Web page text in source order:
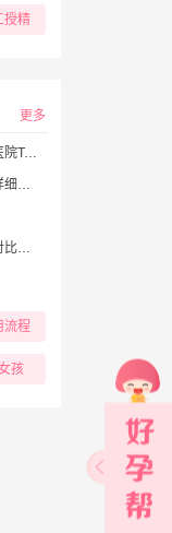
授精
更多
荐
骤
诀
流程
孩